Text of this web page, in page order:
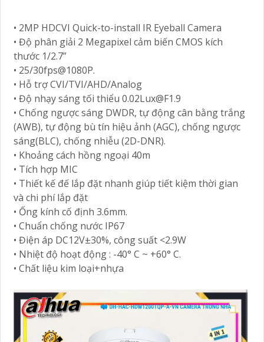
• 2MP HDCVI Quick-to-install IR Eyeball Camera
• Độ phân giải 2 Megapixel cảm biến CMOS kích
thước 1/2.7”
• 25/30fps@1080P.
• Hỗ trợ CVI/TVI/AHD/Analog
• Độ nhạy sáng tối thiểu 0.02Lux@F1.9
• Chống ngược sáng DWDR, tự động cân bằng trắng
(AWB), tự động bù tín hiệu ảnh (AGC), chống ngược
sáng(BLC), chống nhiễu (2D-DNR).
• Khoảng cách hồng ngoại 40m
• Tích hợp MIC
• Thiết kế đế lắp đặt nhanh giúp tiết kiệm thời gian
và chi phí lắp đặt
• Ống kính cố định 3.6mm.
• Chuẩn chống nước IP67
• Điện áp DC12V±30%, công suất <2.9W
• Nhiệt độ hoạt động : -40° C ~ +60° C.
• Chất liệu kim loại+nhựa